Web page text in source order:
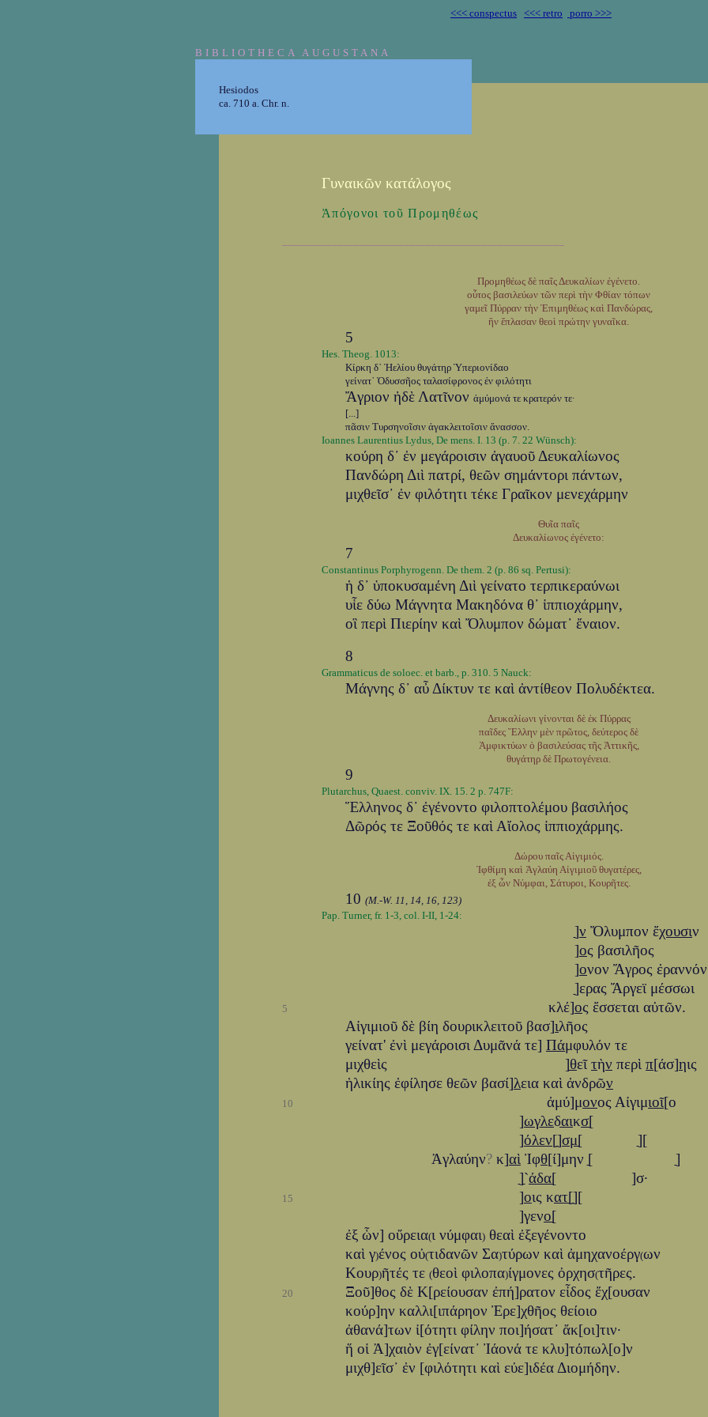
<<< conspectus <<< retro porro >>>
BIBLIOTHECA AUGUSTANA
Hesiodos
ca. 710 a. Chr. n.
Γυναικῶν κατάλογος
Ἀπόγονοι τοῦ Προμηθέως
Προμηθέως δὲ παῖς Δευκαλίων ἐγένετο.
οὗτος βασιλεύων τῶν περὶ τὴν Φθίαν τόπων
γαμεῖ Πύρραν τὴν Ἐπιμηθέως καὶ Πανδώρας,
ἣν ἔπλασαν θεοὶ πρώτην γυναῖκα.
5
Hes. Theog. 1013:
Κίρκη δ᾽ Ἠελίου θυγάτηρ Ὑπεριονίδαο
γείνατ᾽ Ὀδυσσῆος ταλασίφρονος ἐν φιλότητι
Ἄγριον ἠδὲ Λατῖνον ἀμύμονά τε κρατερόν τε·
[...]
πᾶσιν Τυρσηνοῖσιν ἀγακλειτοῖσιν ἄνασσον.
Ioannes Laurentius Lydus, De mens. I. 13 (p. 7. 22 Wünsch):
κούρη δ᾽ ἐν μεγάροισιν ἀγαυοῦ Δευκαλίωνος
Πανδώρη Διὶ πατρί, θεῶν σημάντορι πάντων,
μιχθεῖσ᾽ ἐν φιλότητι τέκε Γραῖκον μενεχάρμην
Θυῖα παῖς
Δευκαλίωνος ἐγένετο:
7
Constantinus Porphyrogenn. De them. 2 (p. 86 sq. Pertusi):
ἡ δ᾽ ὑποκυσαμένη Διὶ γείνατο τερπικεραύνωι
υἷε δύω Μάγνητα Μακηδόνα θ᾽ ἱππιοχάρμην,
οἳ περὶ Πιερίην καὶ Ὄλυμπον δώματ᾽ ἔναιον.
8
Grammaticus de soloec. et barb., p. 310. 5 Nauck:
Μάγνης δ᾽ αὖ Δίκτυν τε καὶ ἀντίθεον Πολυδέκτεα.
Δευκαλίωνι γίνονται δὲ ἐκ Πύρρας
παῖδες Ἕλλην μὲν πρῶτος, δεύτερος δὲ
Ἀμφικτύων ὁ βασιλεύσας τῆς Ἀττικῆς,
θυγάτηρ δὲ Πρωτογένεια.
9
Plutarchus, Quaest. conviv. IX. 15. 2 p. 747F:
Ἕλληνος δ᾽ ἐγένοντο φιλοπτολέμου βασιλήος
Δῶρός τε Ξοῦθός τε καὶ Αἴολος ἱππιοχάρμης.
Δώρου παῖς Αἰγιμιός.
Ἰφθίμη καὶ Ἀγλαύη Αἰγιμιοῦ θυγατέρες,
ἐξ ὧν Νύμφαι, Σάτυροι, Κουρῆτες.
10 (M.-W. 11, 14, 16, 123)
Pap. Turner, fr. 1-3, col. I-II, 1-24:
]ַν Ὄλυμπον ἔχουσιν
]ος βασιλῆος
]ονον Ἄγρος
]ַερας Ἄργεϊ μέσσωι
5 κλέ]ος ἔσσεται αὐτῶν.
Αἰγιμιοῦ δὲ βίη δουρικλειτοῦ βασ]ιλῆος
γείνατ' ἐνὶ μεγάροισι Δυμᾶνά τε] Πάμφυλόν τε
μιχθεὶς ]ַθεῖτὴν περὶ π[άσ]ηις
ἡλικίης ἐφίλησε θεῶν βασί]λεια καὶ ἀνδρῶν
10 ἀμύ]μονος Αἰγιμιοῖ[ο
]ωγλεδַַַַαικσַ[
]όλεν[ַַ]σμַַ[ ]ַ[
Ἀγλαύην? κ]αὶ Ἰφθ[ί]μην ַ[ ]ַ
]ַ`ַάδαַ[ ]σ·
15 ]οις κατַ[ַ]ַַ[
]γενοַַַַַ[
ἐξ ὧν] οὔρεια(ι νύμφαι) θεαὶ ἐξεγένοντο
καὶ γ)ένος οὐ(τιδανῶν Σα)τύρων καὶ ἀμηχανοέργ(ων
Κουρ)ῆτές τε (θεοὶ φιλοπα)ίγμονες ὀρχησ(τῆρες.
20
Ξοῦ]θος δὲ Κ[ρείουσαν ἐπή]ρατον εἶδος ἔχ[ουσαν
κούρ]ην καλλι[ιπάρηον Ἐρε]χθῆος θείοιο
ἀθανά]των ἰ[ότητι φίλην ποι]ήσατ᾽ ἄκ[οι]τιν·
ἥ οἱ Ἀ]χαιὸν ἐγ[είνατ᾽ Ἰάονά τε κλυ]τόπωλ[ο]ν
μιχθ]εῖσ᾽ ἐν [φιλότητι καὶ εὐε]ιδέα Διομήδην.